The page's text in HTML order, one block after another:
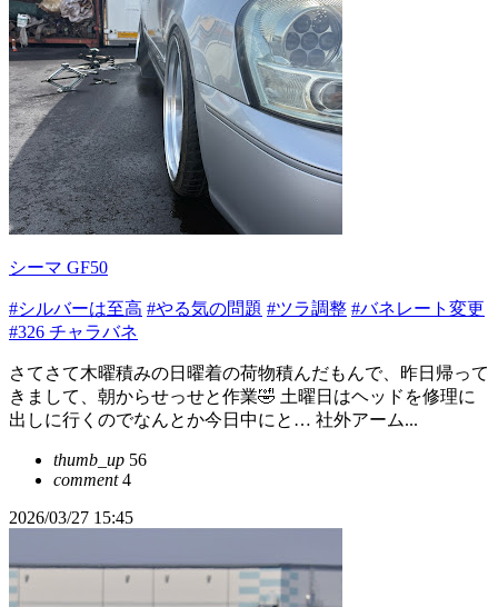
シーマ GF50
#シルバーは至高 #やる気の問題 #ツラ調整 #バネレート変更
#326 チャラバネ
さてさて木曜積みの日曜着の荷物積んだもんで、昨日帰って
きまして、朝からせっせと作業🤣 土曜日はヘッドを修理に
出しに行くのでなんとか今日中にと… 社外アーム...
thumb_up 56
comment4
2026/03/27 15:45